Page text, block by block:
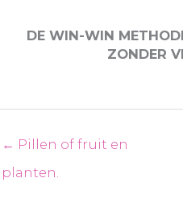
DE WIN-WIN
ZONDER
← Pillen of fruit en
planten.